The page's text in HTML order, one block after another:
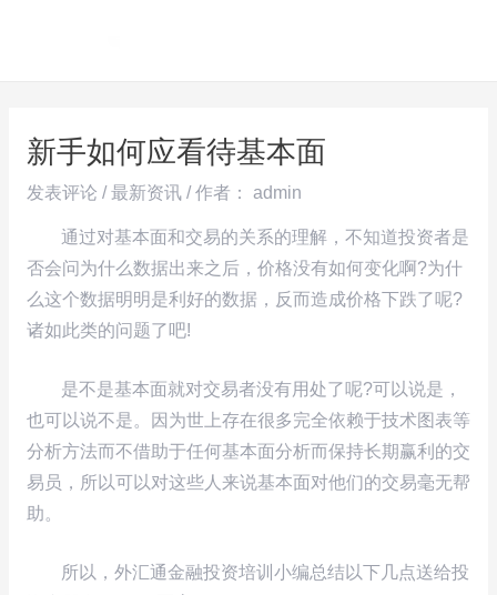
新手如何应看待基本面
发表评论 /最新资讯/ 作者： admin
通过对基本面和交易的关系的理解，不知道投资者是
否会问为什么数据出来之后，价格没有如何变化啊?为什
么这个数据明明是利好的数据，反而造成价格下跌了呢?
诸如此类的问题了吧!
是不是基本面就对交易者没有用处了呢?可以说是，
也可以说不是。因为世上存在很多完全依赖于技术图表等
分析方法而不借助于任何基本面分析而保持长期赢利的交
易员，所以可以对这些人来说基本面对他们的交易毫无帮
助。
所以，外汇通金融投资培训小编总结以下几点送给投